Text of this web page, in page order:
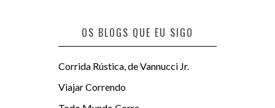
OS BLOGS QUE EU SIGO
Corrida Rústica, de Vannucci Jr.
Viajar Correndo